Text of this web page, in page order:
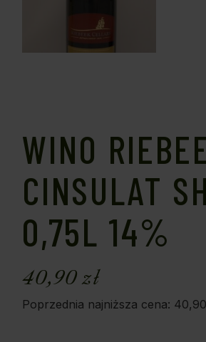
WINO
CINSULAT
0,75L 14%
40,90zł
Poprzednia najniższa cena: 40,90